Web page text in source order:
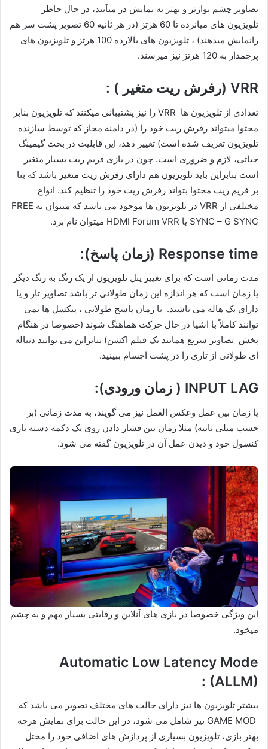
تصاویر چشم نوازتر و بهتر به نمایش در میآیند، در حال حاظر
تلویزیون های میانرده تا 60 هرتز (در هر ثانیه 60 تصویر پشت سر هم
رانمایش میدهند) ، تلویزیون های بالارده 100 هرتز و تلویزیون های
پرچمدار به 120 هرتز نیز میرسند.
VRR (رفرش ریت متغیر ) :
تعدادی از تلویزیون ها VRR را نیز پشتیبانی میکنند که تلویزیون بنابر
محتوا میتواند رفرش ریت خود را (در دامنه مجاز که توسط سازنده
تلویزیون تعریف شده است) تغییر دهد، این قابلیت در بحث گیمینگ
حیاتی، لازم و ضروری است. چون در بازی فریم ریت بسیار متغیر
است بنابراین باید تلویزیون هم دارای رفرش ریت متغیر باشد که بنا
بر فریم ریت محتوا بتواند رفرش ریت خود را تنظیم کند. انواع
مختلفی از VRR در تلویزیون ها موجود می باشد که میتوان به FREE
SYNC – G SYNC یا HDMI Forum VRR میتوان نام برد.
Response time (زمان پاسخ):
مدت زمانی است که برای تغییر پنل تلویزیون از یک رنگ به رنگ دیگر
یا زمان است که هر اندازه این زمان طولانی تر باشد تصاویر تار و یا
دارای یک هاله می باشند. با زمان پاسخ طولانی ، پیکسل ها نمی
توانند کاملاً با اشیا در حال حرکت هماهنگ شوند (خصوصا در هنگام
پخش تصاویر سریع همانند یک فیلم اکشن) بنابراین می توانید دنباله
ای طولانی از تاری را در پشت اجسام ببینید.
INPUT LAG ( زمان ورودی):
یا زمان بین عمل وعکس العمل نیز می گویند، به مدت زمانی (بر
حسب میلی ثانیه) مثلا زمان بین فشار دادن روی یک دکمه دسته بازی
کنسول خود و دیدن عمل آن در تلویزیون گفته می شود.
این ویژگی خصوصا در بازی های آنلاین و رقابتی بسیار مهم و به چشم
میخود.
Automatic Low Latency Mode
(ALLM) :
بیشتر تلویزیون ها نیز دارای حالت های مختلف تصویر می باشد که
GAME MOD نیز شامل می شود، در این حالت برای نمایش هرچه
بهتر بازی، تلویزیون بسیاری از پردازش های اضافی خود را مختل